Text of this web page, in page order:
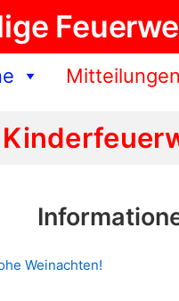
Mitteilungen
Weinachten!